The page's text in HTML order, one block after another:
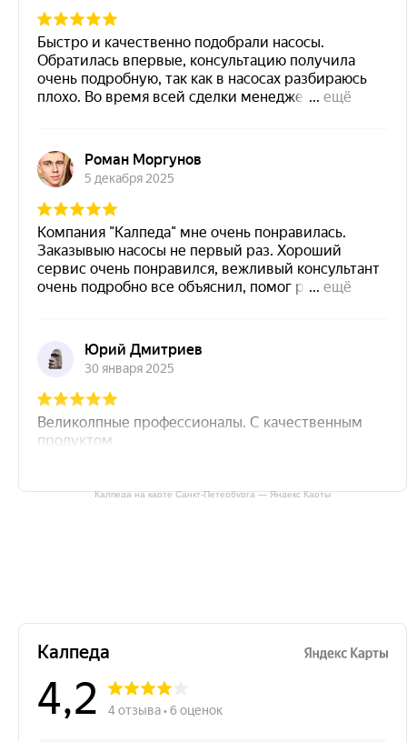
Калпеда на карте Санкт‑Петербурга — Яндекс Карты